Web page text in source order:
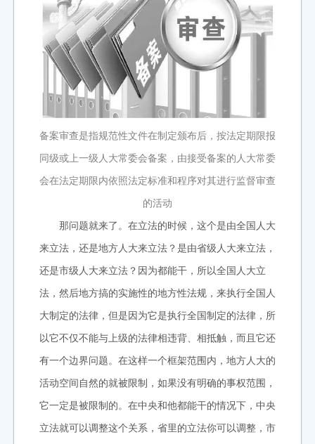
备案审查是指规范性文件在制定颁布后，按法定期限报
同级或上一级人大常委会备案，由接受备案的人大常委
会在法定期限内依照法定标准和程序对其进行监督审查
的活动
那问题就来了。在立法的时候，这个是由全国人大
来立法，还是地方人大来立法？是由省级人大来立法，
还是市级人大来立法？因为都能干，所以全国人大立
法，然后地方搞的实施性的地方性法规，来执行全国人
大制定的法律，但是因为它是执行全国制定的法律，所
以它不仅不能与上级的法律相违背、相抵触，而且它还
有一个边界问题。在这样一个框架范围内，地方人大的
活动空间自然的就被限制，如果没有明确的事权范围，
它一定是被限制的。在中央和他都能干的情况下，中央
立法就可以调整这个关系，省里的立法你可以调整，市